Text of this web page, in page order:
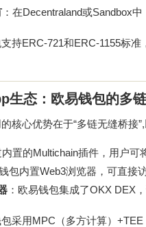
：在Decentraland或Sandbox
支持ERC-721和ERC-1155标
生态：欧易钱包的多
核心优势在于“多链无缝桥接
内置的Multichain插件，用户
钱包内置Web3浏览器，可直接
：欧易钱包集成了OKX DEX
包采用MPC（多方计算）